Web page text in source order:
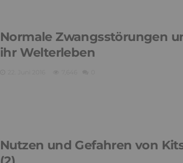
Normale Zwangsstörungen
ihr Welterleben
Nutzen und Gefahren von